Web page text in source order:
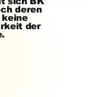
deren
keine
der